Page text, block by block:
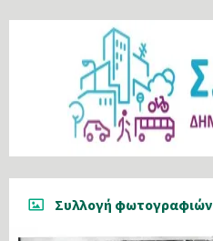
Συλλογή φωτογραφιών